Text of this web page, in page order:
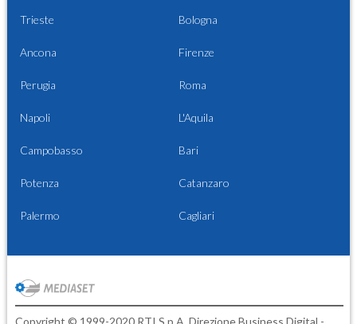
Trieste Bologna
Ancona Firenze
Perugia Roma
Napoli L'Aquila
Campobasso Bari
Potenza Catanzaro
Palermo Cagliari
Copyright © 1999-2020 RTI S.p.A. Direzione Business Digital -